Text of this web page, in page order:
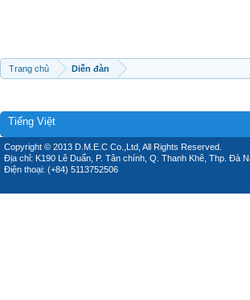
Trang chủ Diễn đàn
Tiếng Việt
Copyright © 2013 D.M.E.C Co.,Ltd, All Rights Reserved.
Địa chỉ: K190 Lê Duẩn, P. Tân chính, Q. Thanh Khê, Thp. Đà
Điện thoại: (+84) 5113752506